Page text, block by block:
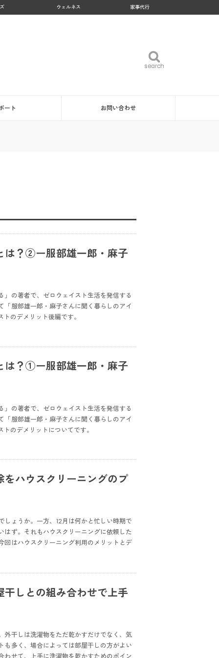
ウェルネス 家事代行
search
search
ート お問い合わせ
は？②ー服部雄一郎・麻子
の著者で、ゼロウェイスト生活を発信する
服部雄一郎・麻子さんに聞く暮らしのアイ
のデメリット後編です。
は？①ー服部雄一郎・麻子
の著者で、ゼロウェイスト生活を発信する
服部雄一郎・麻子さんに聞く暮らしのアイ
のデメリットについてです。
ハウスクリーニングのプ
ょうか。一方、12月は何かと忙しい時期で
ず。それもハウスクリーニングに依頼した
回はハウスクリーニング利用のメリットとデ
しとの組み合わせで上手
外干しは洗濯物をただ乾かすだけでなく、気
多く、場合によっては部屋干しの方がよい